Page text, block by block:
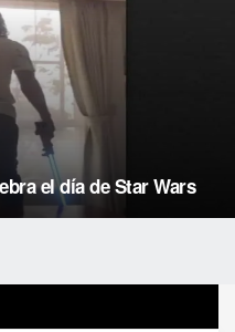
el día de Star Wars